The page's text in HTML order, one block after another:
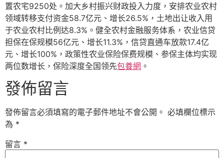
置农宅9250处。加大乡村振兴财政投入力度，安排农业农村
领域转移支付资金58.7亿元、增长26.5%，土地出让收入用
于农业农村比例达8.3%。健全农村金融服务体系，农业信贷
担保在保规模56亿元、增长11.3%，信贷直通车放款17.4亿
元、增长100%，政策性农业保险保费规模、参保主体均实现
两位数增长，保险深度全国领先包養網 。
發佈留言
發佈留言必須填寫的電子郵件地址不會公開。 必填欄位標示
為 *
留言 *